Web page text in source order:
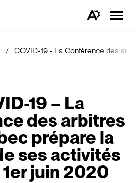
Ouvrez
d'accessibilité.
la
COVID-19 - La Conférence des
19 – La
des arbitres
prépare la
ses activités
juin 2020